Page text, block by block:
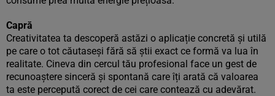
Capră
Creativitatea ta descoperă astăzi o aplicație concretă și utilă
pe care o tot căutaseși fără să știi exact ce formă va lua în
realitate. Cineva din cercul tău profesional face un gest de
recunoaștere sinceră și spontană care îți arată că valoarea
ta este percepută corect de cei care contează cu adevărat.